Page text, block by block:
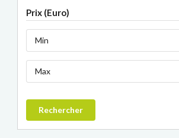
Prix (Euro)
Min
Max
Rechercher